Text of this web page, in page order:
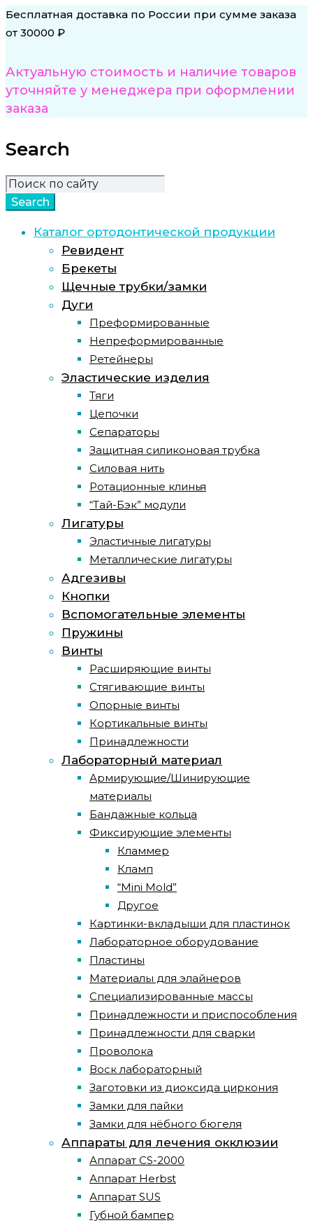
Бесплатная доставка по России при сумме заказа
от 30000 ₽
Актуальную стоимость и наличие товаров
уточняйте у менеджера при оформлении
заказа
Search
Каталог ортодонтической продукции
Ревидент
Брекеты
Щечные трубки/замки
Дуги
Преформированные
Непреформированные
Ретейнеры
Эластические изделия
Тяги
Цепочки
Сепараторы
Защитная силиконовая трубка
Силовая нить
Ротационные клинья
“Тай-Бэк” модули
Лигатуры
Эластичные лигатуры
Металлические лигатуры
Адгезивы
Кнопки
Вспомогательные элементы
Пружины
Винты
Расширяющие винты
Стягивающие винты
Опорные винты
Кортикальные винты
Принадлежности
Лабораторный материал
Армирующие/Шинирующие
материалы
Бандажные кольца
Фиксирующие элементы
Кламмер
Кламп
“Mini Mold”
Другое
Картинки-вкладыши для пластинок
Лабораторное оборудование
Пластины
Материалы для элайнеров
Специализированные массы
Принадлежности и приспособления
Принадлежности для сварки
Проволока
Воск лабораторный
Заготовки из диоксида циркония
Замки для пайки
Замки для нёбного бюгеля
Аппараты для лечения окклюзии
Аппарат CS-2000
Аппарат Herbst
Аппарат SUS
Губной бампер